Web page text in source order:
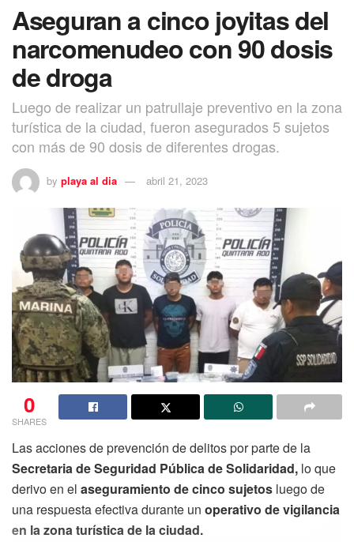
Aseguran a cinco joyitas del
narcomenudeo con 90 dosis
de droga
Luego de realizar un patrullaje preventivo en la zona
turística de la ciudad, fueron asegurados 5 sujetos
con más de 90 dosis de diferentes drogas.
by playa al dia abril 21, 2023
0
SHARES
Las acciones de prevención de delitos por parte de la
Secretaria de Seguridad Pública de Solidaridad, lo que
derivo en el aseguramiento de cinco sujetos luego de
una respuesta efectiva durante un operativo de vigilancia
en la zona turística de la ciudad.